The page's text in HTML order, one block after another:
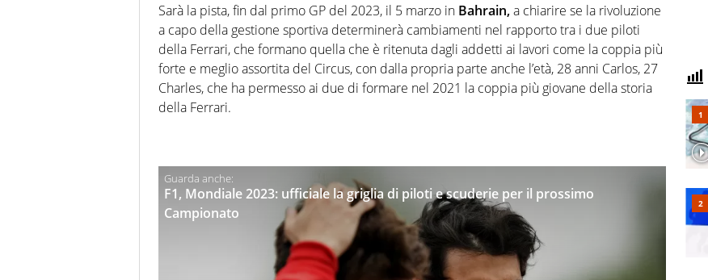
Sarà la pista, fin dal primo GP del 2023, il 5 marzo in Bahrain,a chiarire se la rivoluzione
a capo della gestione sportiva determinerà cambiamenti nel rapporto tra i due piloti
della Ferrari, che formano quella che è ritenuta dagli addetti ai lavori come la coppia più
forte e meglio assortita del Circus, con dalla propria parte anche l’età, 28 anni Carlos, 27
Charles, che ha permesso ai due di formare nel 2021 la coppia più giovane della storia
della Ferrari.
F1, Mondiale 2023: ufficiale la griglia di piloti e scuderie per il prossimo
Campionato